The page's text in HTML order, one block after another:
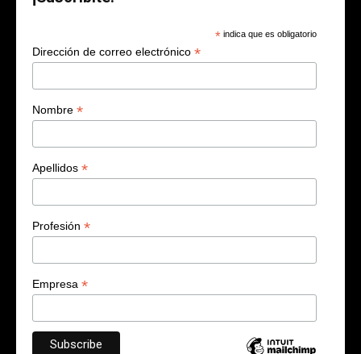
* indica que es obligatorio
Dirección de correo electrónico *
Nombre *
Apellidos *
Profesión *
Empresa *